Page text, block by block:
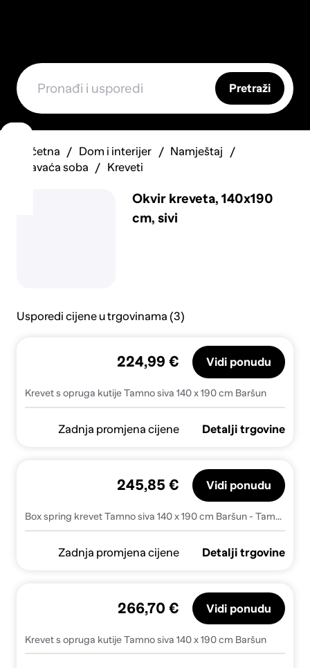
Pretraži
Početna Dom i interijer
Namještaj
Spavaća soba
Kreveti
Okvir kreveta, 140x190
cm, sivi
Usporedi cijene u trgovinama (3)
Krevet s opruga kutije Tamno siva 140 x 190 cm Baršun
224,99 € Vidi ponudu
Zadnja promjena cijene Detalji trgovine
Box spring krevet Tamno siva 140 x 190 cm Baršun - Tamno siva 140 x 190 cm Prošiveno gumbima
245,85 € Vidi ponudu
Zadnja promjena cijene Detalji trgovine
Krevet s opruga kutije Tamno siva 140 x 190 cm Baršun
266,70 € Vidi ponudu